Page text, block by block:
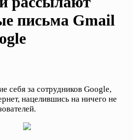
письма Gmail
за сотрудников Google,
нацелившись на ничего не